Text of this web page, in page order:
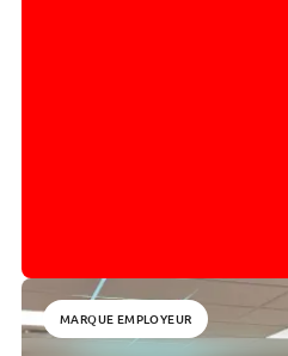
MARQUE EMPLOYEUR